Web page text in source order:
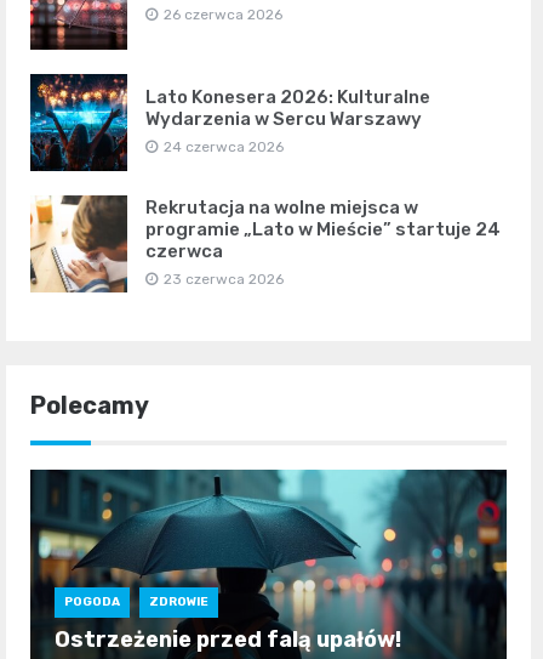
26 czerwca 2026
Lato Konesera 2026: Kulturalne
Wydarzenia w Sercu Warszawy
24 czerwca 2026
Rekrutacja na wolne miejsca w
programie „Lato w Mieście” startuje 24
czerwca
23 czerwca 2026
Polecamy
POGODA ZDROWIE
Ostrzeżenie przed falą upałów!